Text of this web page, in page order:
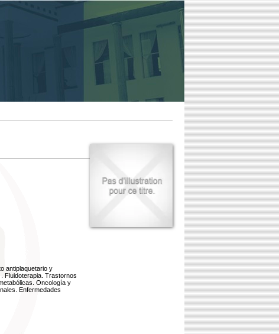
antiplaquetario y
Fluidoterapia. Trastornos
Oncología y
Enfermedades